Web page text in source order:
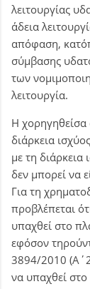
λειτουργίας
άδεια
απόφαση,
σύμβασης
των
λειτουργία.
Η χορηγηθείσα
διάρκεια
με τη
δεν μπορεί να
Για τη
προβλέπεται
υπαχθεί στο
εφόσον
3894/2010
να υπαχθεί